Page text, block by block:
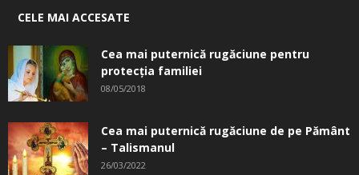
CELE MAI ACCESATE
Cea mai puternică rugăciune pentru
protecția familiei
08/05/2018
Cea mai puternică rugăciune de pe Pământ
– Talismanul
26/03/2022